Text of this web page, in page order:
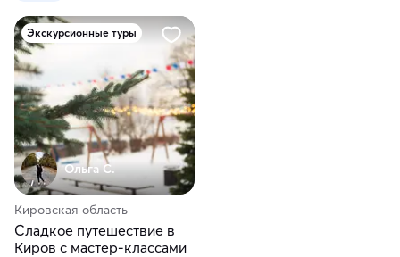
Экскурсионные туры
Ольга С.
Кировская область
Сладкое путешествие в
Киров с мастер-классами